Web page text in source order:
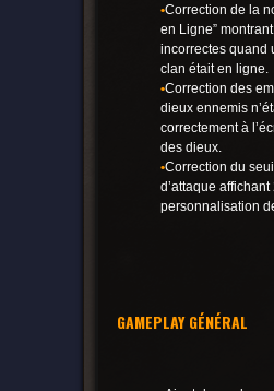
•Correction de la
en Ligne”
incorrectes quand
clan était en ligne.
•Correction des
dieux ennemis
correctement à
des dieux.
•Correction du
d’attaque affichant
personnalisation
GAMEPLAY GÉNÉRAL